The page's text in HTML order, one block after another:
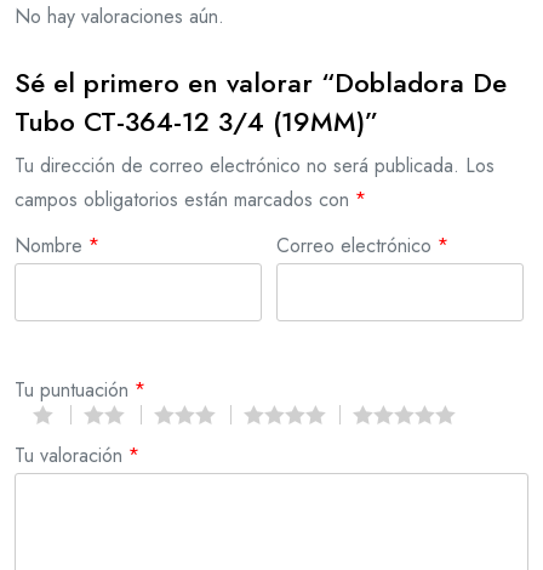
No hay valoraciones aún.
Sé el primero en valorar “Dobladora De
Tubo CT-364-12 3/4 (19MM)”
Tu dirección de correo electrónico no será publicada. Los
campos obligatorios están marcados con *
Nombre * Correo electrónico *
Tu puntuación *
Tu valoración *